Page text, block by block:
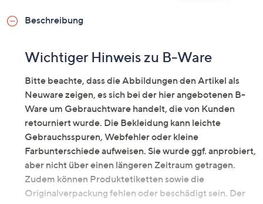
Beschreibung
Wichtiger Hinweis zu B-Ware
Bitte beachte, dass die Abbildungen den Artikel als
Neuware zeigen, es sich bei der hier angebotenen B-
Ware um Gebrauchtware handelt, die von Kunden
retourniert wurde. Die Bekleidung kann leichte
Gebrauchsspuren, Webfehler oder kleine
Farbunterschiede aufweisen. Sie wurde ggf. anprobiert,
aber nicht über einen längeren Zeitraum getragen.
Zudem können Produktetiketten sowie die
Originalverpackung fehlen oder beschädigt sein. Der